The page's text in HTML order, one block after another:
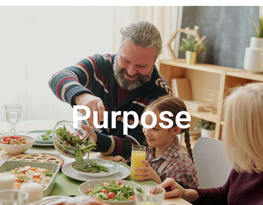
Purpose
Wir bringen den Genuss frischer und
nachhaltiger Lebensmittel in den Alltag
und verbessern das Leben der
Menschen, indem wir ihr Bedürfnis nach
Geschmack und Ausgewogenheit
erfüllen.